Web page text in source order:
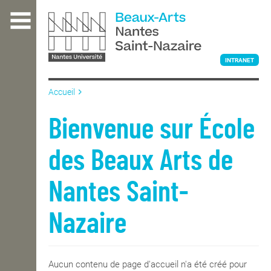
contenu
L'ÉCOLE
ENSEIGNEMENT
INTERNATIONAL
INTRANET
Accueil
Bienvenue sur École
des Beaux Arts de
Nantes Saint-
Nazaire
Aucun contenu de page d'accueil n'a été créé pour